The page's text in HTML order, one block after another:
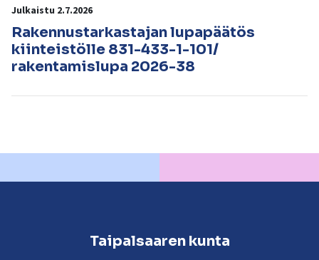
Julkaistu 2.7.2026
Rakennustarkastajan lupapäätös
kiinteistölle 831-433-1-101/
rakentamislupa 2026-38
Taipalsaaren kunta